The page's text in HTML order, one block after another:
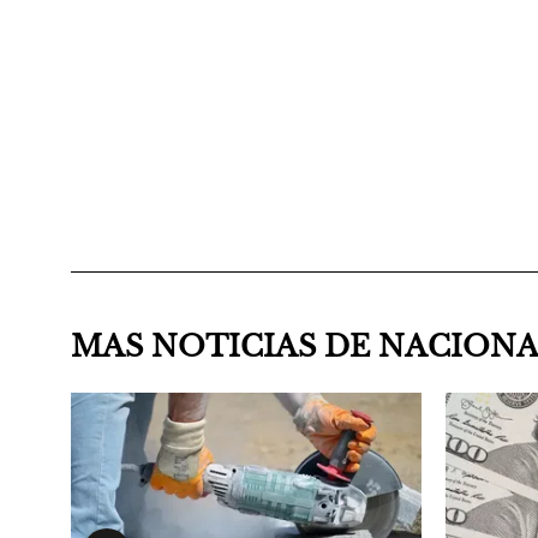
MAS NOTICIAS DE